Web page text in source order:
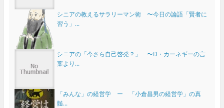
シニアの教えるサラリーマン術 〜今日の論語「賢者に
習う」...
シニアの「今さら自己啓発？」 〜D・カーネギーの言
葉より...
「みんな」の経営学 ー 「小倉昌男の経営学」の真
髄...